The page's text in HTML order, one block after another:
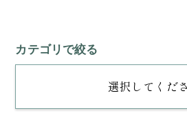
カテゴリで絞る
選択してくだ